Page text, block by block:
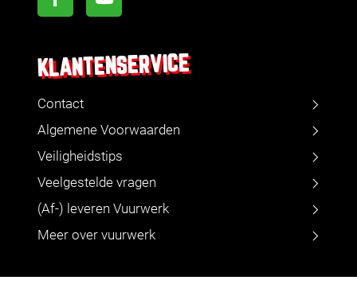
KLANTENSERVICE
Contact
Algemene Voorwaarden
Veiligheidstips
Veelgestelde vragen
(Af-) leveren Vuurwerk
Meer over vuurwerk